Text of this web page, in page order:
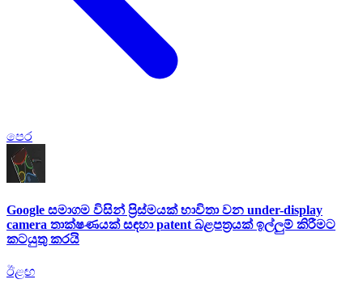
පෙර
Google සමාගම විසින් ප්‍රිස්මයක් භාවිතා වන under-display
camera තාක්ෂණයක් සඳහා patent බළපත්‍රයක් ඉල්ලුම් කිරීමට
කටයුතු කරයි
ඊළඟ